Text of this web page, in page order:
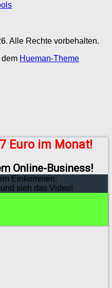
Alle Rechte vorbehalten.
dem Hueman-Theme
Euro im Monat!
Online-Business!
Einkommen:
sieh das Video!